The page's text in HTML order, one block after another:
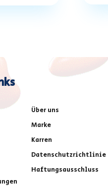
Über uns
Marke
Karren
Datenschutzrichtlinie
Haftungsausschluss